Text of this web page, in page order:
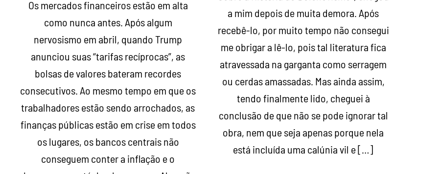
Os mercados financeiros estão em alta
como nunca antes. Após algum
nervosismo em abril, quando Trump
anunciou suas “tarifas recíprocas”, as
bolsas de valores bateram recordes
consecutivos. Ao mesmo tempo em que os
trabalhadores estão sendo arrochados, as
finanças públicas estão em crise em todos
os lugares, os bancos centrais não
conseguem conter a inflação e o
a mim depois de muita demora. Após
recebê-lo, por muito tempo não consegui
me obrigar a lê-lo, pois tal literatura fica
atravessada na garganta como serragem
ou cerdas amassadas. Mas ainda assim,
tendo finalmente lido, cheguei à
conclusão de que não se pode ignorar tal
obra, nem que seja apenas porque nela
está incluída uma calúnia vil e […]